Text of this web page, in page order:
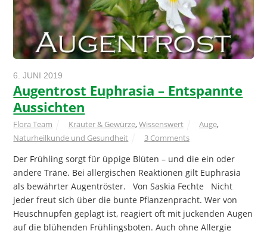
6. JUNI 2019
Augentrost Euphrasia – Entspannte
Aussichten
Flora Team Kräuter & Gewürze,Wissenswert Auge,
Naturheilkunde und Gesundheit
3 Comments
Der Frühling sorgt für üppige Blüten – und die ein oder
andere Träne. Bei allergischen Reaktionen gilt Euphrasia
als bewährter Augentröster. Von Saskia Fechte Nicht
jeder freut sich über die bunte Pflanzenpracht. Wer von
Heuschnupfen geplagt ist, reagiert oft mit juckenden Augen
auf die blühenden Frühlingsboten. Auch ohne Allergie